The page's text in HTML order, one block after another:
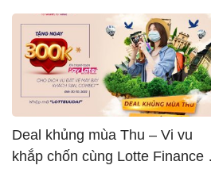
Deal khủng mùa Thu – Vi vu
khắp chốn cùng Lotte Finance